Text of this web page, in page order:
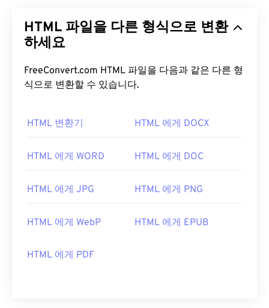
HTML 파일을 다른 형식으로 변환
하세요
FreeConvert.com HTML 파일을 다음과 같은 다른 형
식으로 변환할 수 있습니다.
HTML 변환기 HTML 에게 DOCX
HTML 에게 WORD HTML 에게 DOC
HTML 에게 JPG HTML 에게 PNG
HTML 에게 WebP HTML 에게 EPUB
HTML 에게 PDF